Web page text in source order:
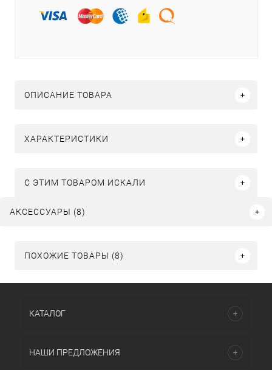
ОПИСАНИЕ ТОВАРА
ХАРАКТЕРИСТИКИ
C ЭТИМ ТОВАРОМ ИСКАЛИ
АКСЕССУАРЫ (8)
ПОХОЖИЕ ТОВАРЫ (8)
КАТАЛОГ
НАШИ ПРЕДЛОЖЕНИЯ